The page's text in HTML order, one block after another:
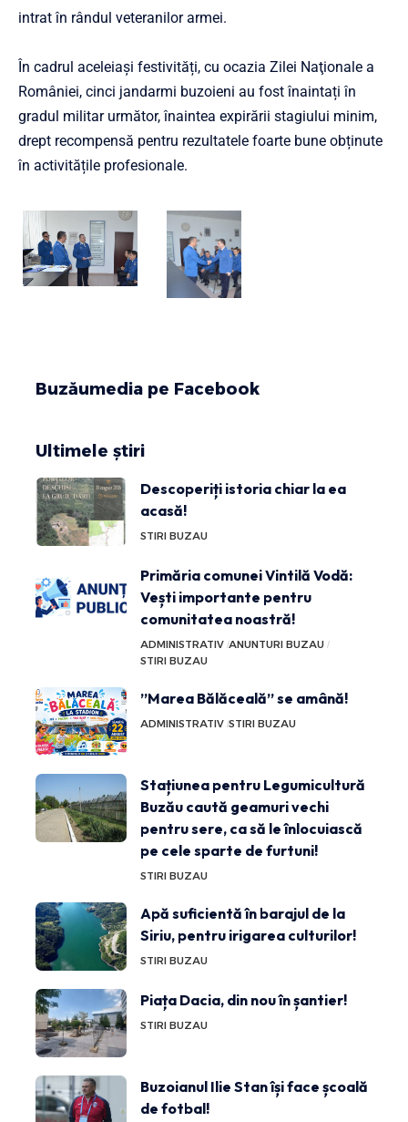
intrat în rândul veteranilor armei.
În cadrul aceleiași festivități, cu ocazia Zilei Naţionale a
României, cinci jandarmi buzoieni au fost înaintați în
gradul militar următor, înaintea expirării stagiului minim,
drept recompensă pentru rezultatele foarte bune obținute
în activitățile profesionale.
Buzăumedia pe Facebook
Ultimele știri
Descoperiți istoria chiar la ea
acasă!
STIRI BUZAU
Primăria comunei Vintilă Vodă:
Vești importante pentru
comunitatea noastră!
ADMINISTRATIV ANUNTURI BUZAU
STIRI BUZAU
”Marea Bălăceală” se amână!
ADMINISTRATIV STIRI BUZAU
Stațiunea pentru Legumicultură
Buzău caută geamuri vechi
pentru sere, ca să le înlocuiască
pe cele sparte de furtuni!
STIRI BUZAU
Apă suficientă în barajul de la
Siriu, pentru irigarea culturilor!
STIRI BUZAU
Piața Dacia, din nou în șantier!
STIRI BUZAU
Buzoianul Ilie Stan își face școală
de fotbal!